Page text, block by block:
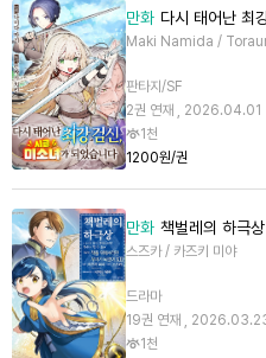
만화 다시 태어난 최
Maki Namida /
판타지/SF
2권 연재 , 2026.04.01
1천
1200원/권
만화 책벌레의 하극
스즈카 / 카즈키 미야
드라마
19권 연재 ,
1천